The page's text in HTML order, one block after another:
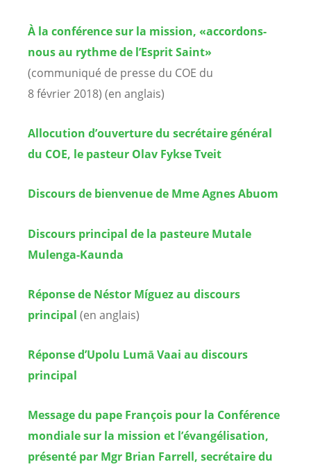
À la conférence sur la mission, «accordons-
nous au rythme de l’Esprit Saint»
(communiqué de presse du COE du
8 février 2018) (en anglais)
Allocution d’ouverture du secrétaire général
du COE, le pasteur Olav Fykse Tveit
Discours de bienvenue de Mme Agnes Abuom
Discours principal de la pasteure Mutale
Mulenga-Kaunda
Réponse de Néstor Míguez au discours
principal (en anglais)
Réponse d’Upolu Lumā Vaai au discours
principal
Message du pape François pour la Conférence
mondiale sur la mission et l’évangélisation,
présenté par Mgr Brian Farrell, secrétaire du